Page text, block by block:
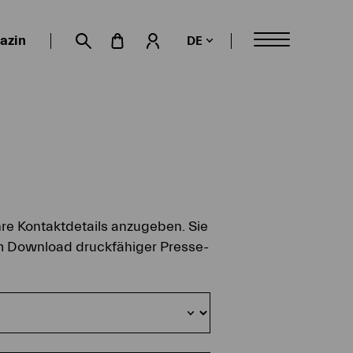
Suche öffnenMein Konto
DE
Kontaktdetails anzugeben. Sie
Download druckfähiger Presse-